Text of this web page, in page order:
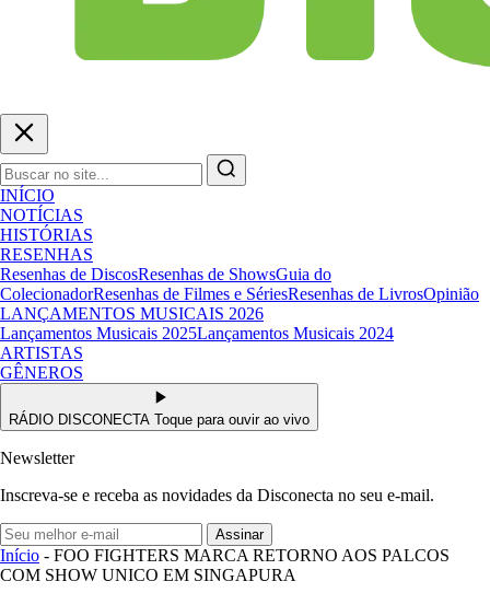
INÍCIO
NOTÍCIAS
HISTÓRIAS
RESENHAS
Resenhas de DiscosResenhas de ShowsGuia do
ColecionadorResenhas de Filmes e SériesResenhas de LivrosOpinião
LANÇAMENTOS MUSICAIS 2026
Lançamentos Musicais 2025Lançamentos Musicais 2024
ARTISTAS
GÊNEROS
RÁDIO DISCONECTA Toque para ouvir ao vivo
Newsletter
Inscreva-se e receba as novidades da Disconecta no seu e-mail.
Assinar
Início - FOO FIGHTERS MARCA RETORNO AOS PALCOS
COM SHOW UNICO EM SINGAPURA